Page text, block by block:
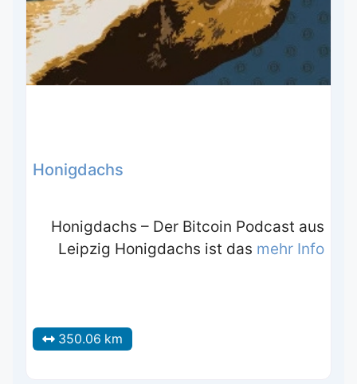
Honigdachs
Honigdachs – Der Bitcoin Podcast aus
Leipzig Honigdachs ist das mehr Info
350.06 km